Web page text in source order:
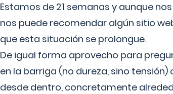
Estamos de 21 semanas y aunque
nos puede recomendar algún sitio
que esta situación se prolongue.
De igual forma aprovecho para
en la barriga (no dureza, sino
desde dentro, concretamente